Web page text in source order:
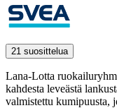
21 suosittelua
Lana-Lotta
kahdesta leveästä
valmistettu kumipuusta,